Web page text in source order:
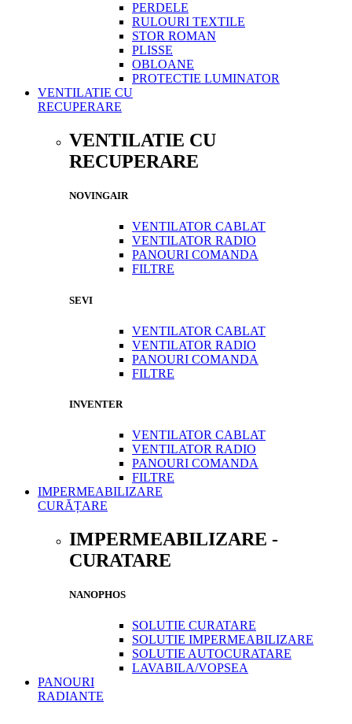
PERDELE
RULOURI TEXTILE
STOR ROMAN
PLISSE
OBLOANE
PROTECTIE LUMINATOR
VENTILATIE CU
RECUPERARE
VENTILATIE CU
RECUPERARE
NOVINGAIR
VENTILATOR CABLAT
VENTILATOR RADIO
PANOURI COMANDA
FILTRE
SEVI
VENTILATOR CABLAT
VENTILATOR RADIO
PANOURI COMANDA
FILTRE
INVENTER
VENTILATOR CABLAT
VENTILATOR RADIO
PANOURI COMANDA
FILTRE
IMPERMEABILIZARE
CURĂȚARE
IMPERMEABILIZARE -
CURATARE
NANOPHOS
SOLUTIE CURATARE
SOLUTIE IMPERMEABILIZARE
SOLUTIE AUTOCURATARE
LAVABILA/VOPSEA
PANOURI
RADIANTE